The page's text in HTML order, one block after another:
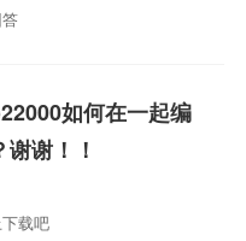
如何在一起编
谢！！
载吧